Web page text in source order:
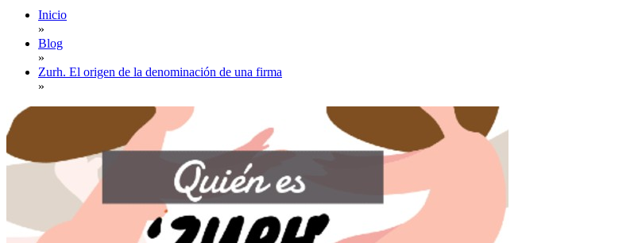
Inicio
»
Blog
»
Zurh. El origen de la denominación de una firma
»